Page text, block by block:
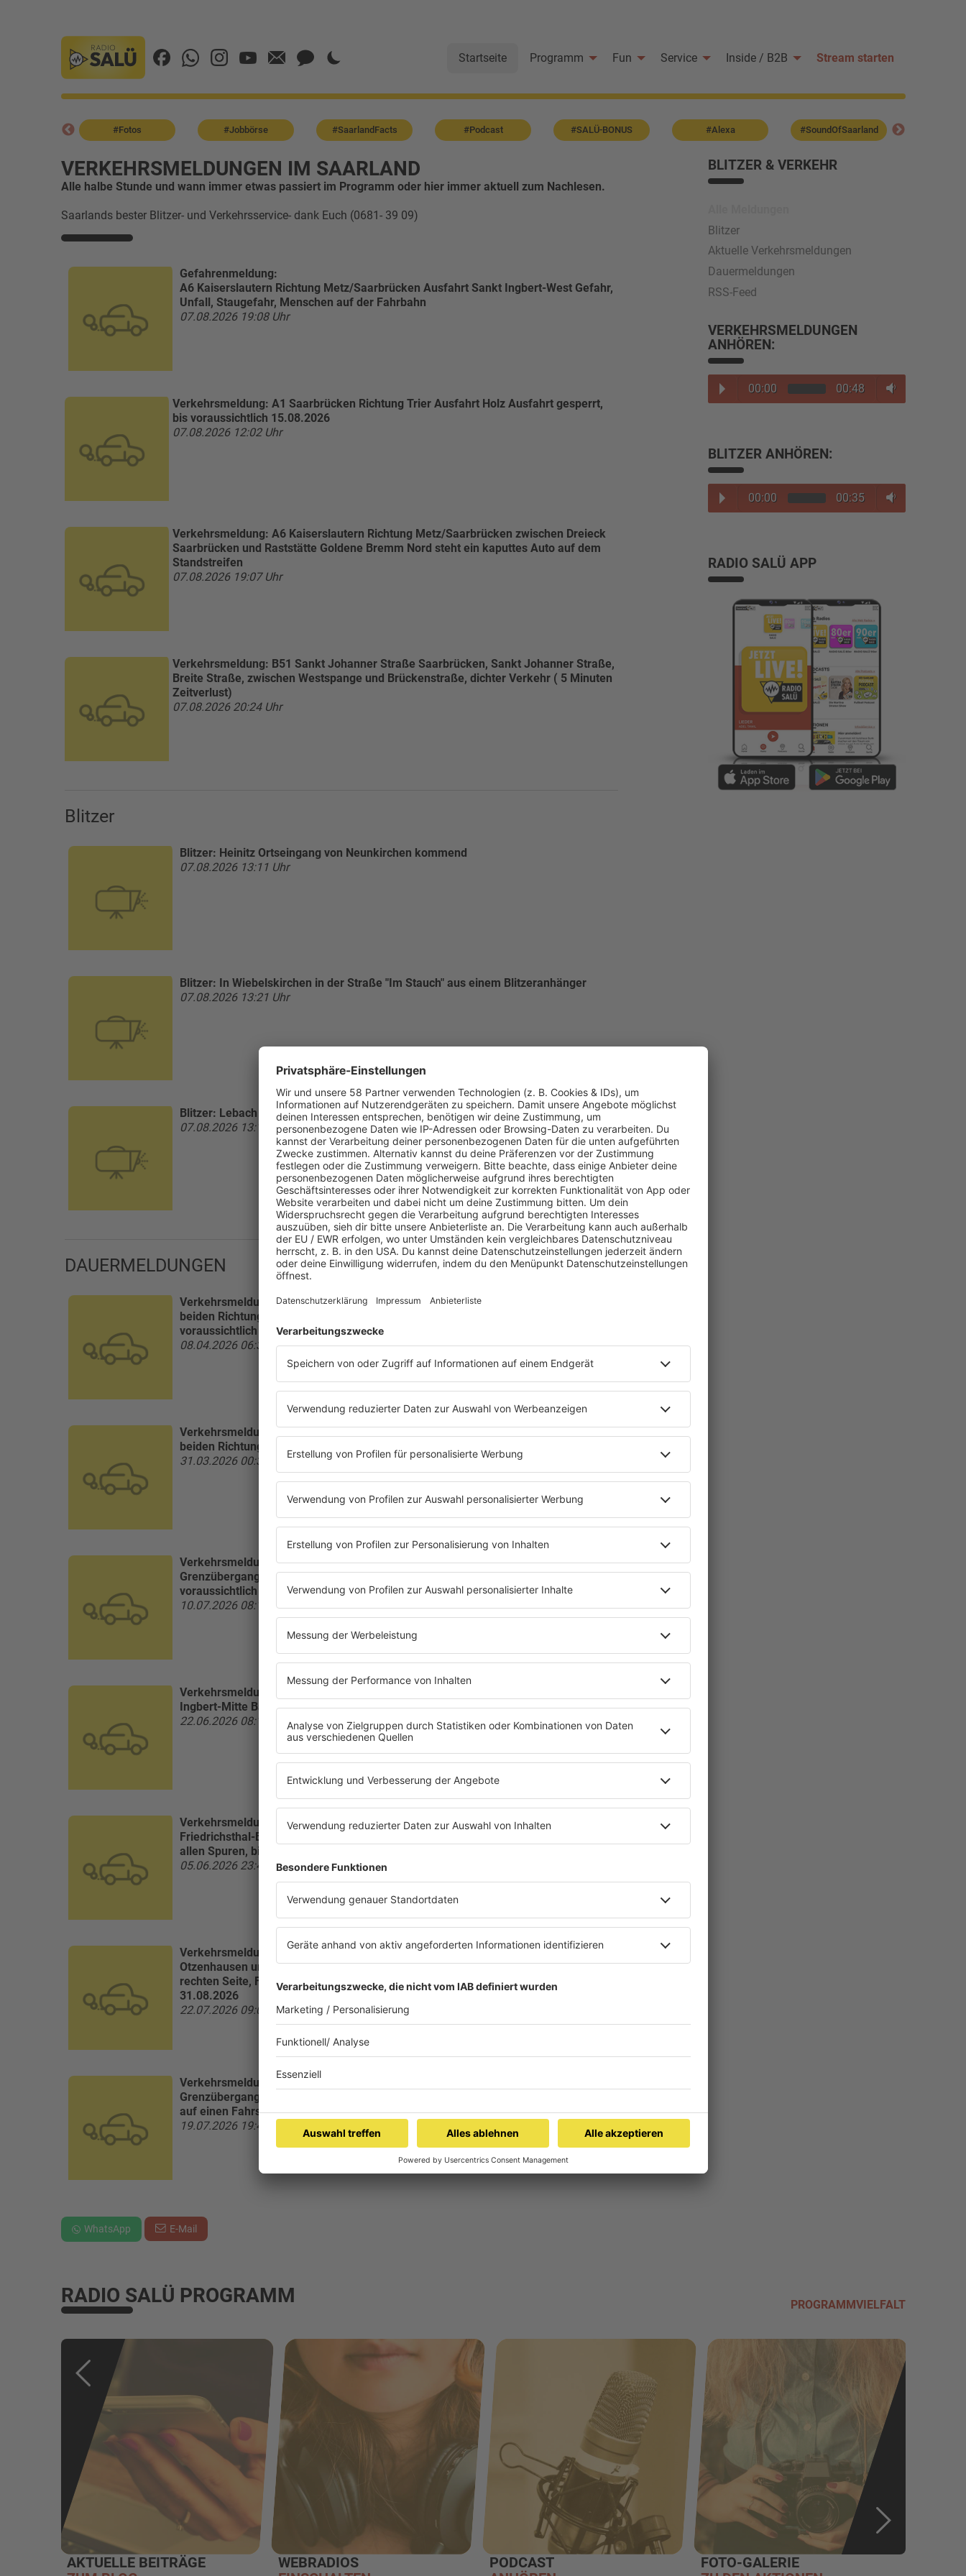
Startseite Programm Fun Service Inside / B2B Stream starten
#Fotos #Jobbörse #SaarlandFacts #Podcast #SALÜ-BONUS #Alexa #SoundOfSaarland
VERKEHRSMELDUNGEN IM SAARLAND
Alle halbe Stunde und wann immer etwas passiert im Programm oder hier immer aktuell zum Nachlesen.
Saarlands bester Blitzer- und Verkehrsservice- dank Euch (0681- 39 09)
Gefahrenmeldung:
A6 Kaiserslautern Richtung Metz/Saarbrücken Ausfahrt Sankt Ingbert-West Gefahr,
Unfall, Staugefahr, Menschen auf der Fahrbahn
07.08.2026 19:08 Uhr
Verkehrsmeldung: A1 Saarbrücken Richtung Trier Ausfahrt Holz Ausfahrt gesperrt,
bis voraussichtlich 15.08.2026
07.08.2026 12:02 Uhr
Verkehrsmeldung: A6 Kaiserslautern Richtung Metz/Saarbrücken zwischen Dreieck
Saarbrücken und Raststätte Goldene Bremm Nord steht ein kaputtes Auto auf dem
Standstreifen
07.08.2026 19:07 Uhr
Verkehrsmeldung: B51 Sankt Johanner Straße Saarbrücken, Sankt Johanner Straße,
Breite Straße, zwischen Westspange und Brückenstraße, dichter Verkehr ( 5 Minuten
Zeitverlust)
07.08.2026 20:24 Uhr
Blitzer
Blitzer: Heinitz Ortseingang von Neunkirchen kommend
07.08.2026 13:11 Uhr
Blitzer: In Wiebelskirchen in der Straße "Im Stauch" aus einem Blitzeranhänger
07.08.2026 13:21 Uhr
Blitzer: Lebach Mottener Straße
07.08.2026 13:12 Uhr
DAUERMELDUNGEN
Verkehrsmeldung:
A6 Metz/Saarbrücken - Kaiserslautern Grumbachtalbrücke in
beiden Richtungen Brückenarbeiten, Fahrbahnverengung auf allen Spuren, bis
voraussichtlich 01.01.2028
08.04.2026 06:32 Uhr
Verkehrsmeldung:
A6 Metz/Saarbrücken - Kaiserslautern Talbrücke Fechingen in
beiden Richtungen Brückenarbeiten, bis voraussichtlich 01.01.2028
31.03.2026 00:32 Uhr
Verkehrsmeldung:
A8 Saarlouis - Luxemburg zwischen Dillingen-Mitte und
Grenzübergang Perl in beiden Richtungen Notrufsäulen ausgefallen, bis
voraussichtlich 31.12.2026
10.07.2026 08:18 Uhr
Verkehrsmeldung:
Ingbert-Mitte Baustelle, gesperrt, bis voraussichtlich 05.10.2026
22.06.2026 08:16 Uhr
Verkehrsmeldung:
A8 Saarlouis - Neunkirchen zwischen Merchweiler und
Friedrichsthal-Bildstock in beiden Richtungen Baustelle, Fahrbahnverengung auf
allen Spuren, bis voraussichtlich 30.09.2026
05.06.2026 23:49 Uhr
Verkehrsmeldung:
A62 Nonnweiler Richtung Landstuhl zwischen Nonnweiler-
Otzenhausen und Rastplatz Sötern Baustelle, Schutzplankenerneuerung auf der
rechten Seite, Fahrbahnverengung auf der rechten Spur, bis voraussichtlich
31.08.2026
22.07.2026 09:05 Uhr
Verkehrsmeldung:
A8 Saarlouis - Luxemburg zwischen Tunnel Pellinger Berg und
Grenzübergang Perl in beiden Richtungen Baustelle, linke Spur gesperrt, Fahrbahn
auf einen Fahrstreifen verengt, bis voraussichtlich 30.09.2026
19.07.2026 19:47 Uhr
BLITZER & VERKEHR
Blitzer
Aktuelle Verkehrsmeldungen
Dauermeldungen
RSS-Feed
VERKEHRSMELDUNGEN
ANHÖREN:
00:00 00:48
BLITZER ANHÖREN:
00:00 00:35
RADIO SALÜ APP
WhatsApp E-Mail
RADIO SALÜ PROGRAMM PROGRAMMVIELFALT
AKTUELLE BEITRÄGE
WEBRADIOS
PODCAST
FOTO-GALERIE